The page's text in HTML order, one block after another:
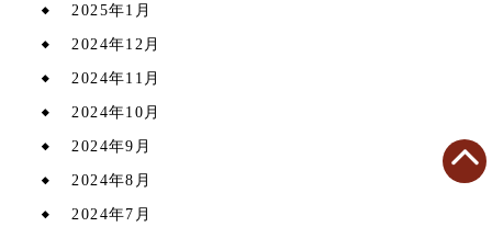
2025年1月
2024年12月
2024年11月
2024年10月
2024年9月
2024年8月
2024年7月